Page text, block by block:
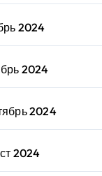
2024
2024
2024
2024